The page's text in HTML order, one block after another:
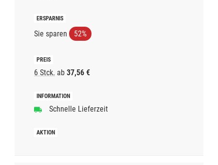
Sie sparen 52%
6 Stck. ab 37,56 €
Schnelle Lieferzeit